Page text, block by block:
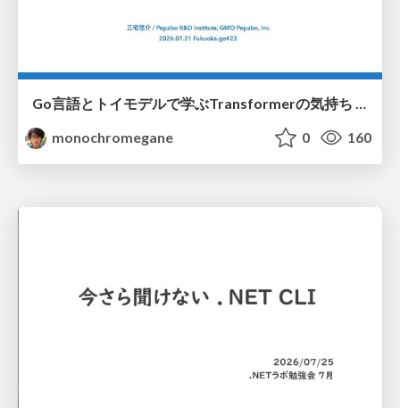
Go言語とトイモデルで学ぶTransformerの気持ち / fukuokago23-transformer
monochromegane
0 160